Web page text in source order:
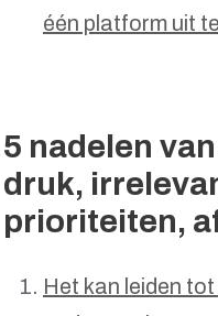
één platform uit
5 nadelen
druk,
prioriteiten,
Het kan leiden